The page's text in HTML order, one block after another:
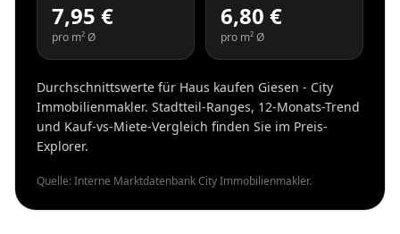
7,95 €
pro m² Ø
6,80 €
pro m² Ø
Durchschnittswerte für Haus kaufen Giesen - City
Immobilienmakler. Stadtteil-Ranges, 12-Monats-Trend
und Kauf-vs-Miete-Vergleich finden Sie im Preis-
Explorer.
Quelle: Interne Marktdatenbank City Immobilienmakler.